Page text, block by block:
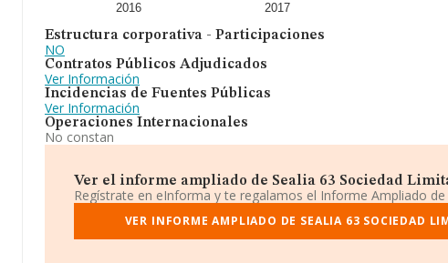
2016 2017
Estructura corporativa - Participaciones
NO
Contratos Públicos Adjudicados
Ver Información
Incidencias de Fuentes Públicas
Ver Información
Operaciones Internacionales
No constan
Ver el informe ampliado de Sealia 63 Sociedad
Regístrate en eInforma y te regalamos el Informe Ampliado
VER INFORME AMPLIADO DE SEALIA 63 SOCIEDAD